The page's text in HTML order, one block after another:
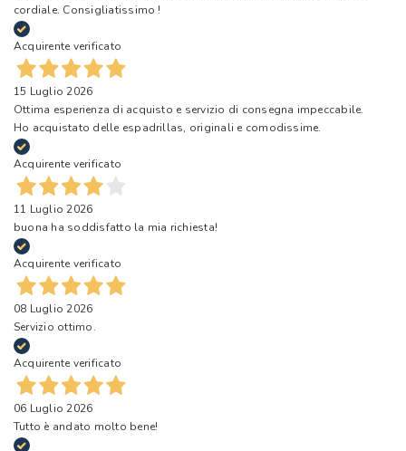
cordiale. Consigliatissimo !
Acquirente verificato
15 Luglio 2026
Ottima esperienza di acquisto e servizio di consegna impeccabile.
Ho acquistato delle espadrillas, originali e comodissime.
Acquirente verificato
11 Luglio 2026
buona ha soddisfatto la mia richiesta!
Acquirente verificato
08 Luglio 2026
Servizio ottimo.
Acquirente verificato
06 Luglio 2026
Tutto è andato molto bene!